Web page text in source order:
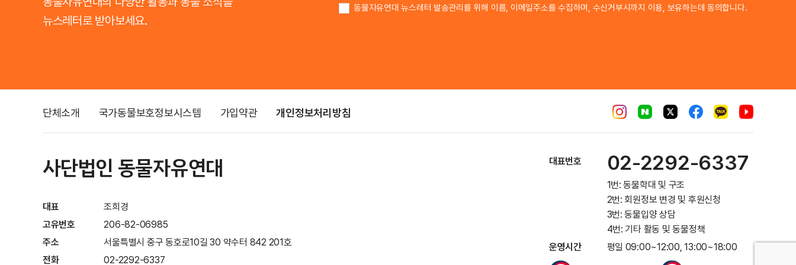
뉴스레터로 받아보세요.
동물자유연대 뉴스레터 발송관리를 위해 이름, 이메일주소를 수집하며, 수신거부시까지 이용, 보유하는데 동의합니다.
단체소개 국가동물보호정보시스템 가입약관 개인정보처리방침
사단법인 동물자유연대
대표
조희경
고유번호
206-82-06985
주소
서울특별시 중구 동호로10길 30 약수터 842 201호
전화
02-2292-6337
대표번호 02-2292-6337
1번: 동물학대 및 구조
2번: 회원정보 변경 및 후원신청
3번: 동물입양 상담
4번: 기타 활동 및 동물정책
운영시간
평일 09:00~12:00, 13:00~18:00